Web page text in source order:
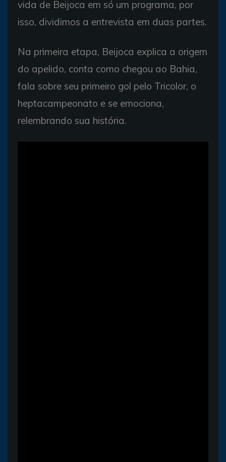
vida de Beijoca em só um programa, por
isso, dividimos a entrevista em duas partes.
Na primeira etapa, Beijoca explica a origem
do apelido, conta como chegou ao Bahia,
fala sobre seu primeiro gol pelo Tricolor, o
heptacampeonato e se emociona,
relembrando sua história.